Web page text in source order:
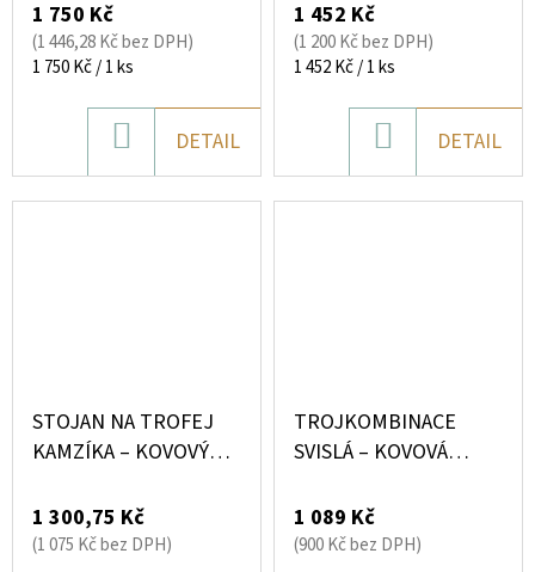
MOTIVEM HOR
1 750 Kč
(1 446,28 Kč bez DPH)
Měrná
1 750 Kč / 1 ks
KOŠÍKU
DETAIL
VZDÁLENOST 11–21
CM
1 452 Kč
(1 200 Kč bez DPH)
Měrná
1 452 Kč / 1 ks
KOŠÍKU
DETAIL
STOJAN NA TROFEJ
KAMZÍKA – KOVOVÝ
(STABILNÍ ŘEŠENÍ)
1 300,75 Kč
(1 075 Kč bez DPH)
TROJKOMBINACE
SVISLÁ – KOVOVÁ
TROFEJE
(DIAMANTOVÝ
1 089 Kč
(900 Kč bez DPH)